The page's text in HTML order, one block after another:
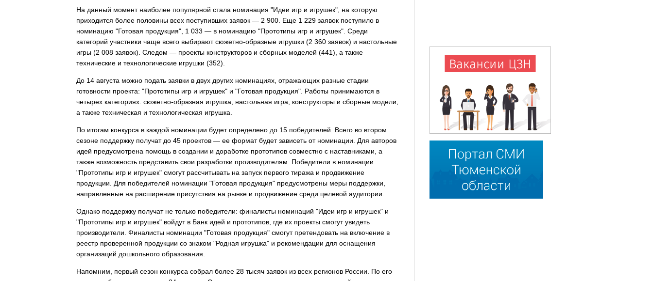
На данный момент наиболее популярной стала номинация "Идеи игр и игрушек", на которую
приходится более половины всех поступивших заявок — 2 900. Еще 1 229 заявок поступило в
номинацию "Готовая продукция", 1 033 — в номинацию "Прототипы игр и игрушек". Среди
категорий участники чаще всего выбирают сюжетно-образные игрушки (2 360 заявок) и настольные
игры (2 008 заявок). Следом — проекты конструкторов и сборных моделей (441), а также
технические и технологические игрушки (352).
До 14 августа можно подать заявки в двух других номинациях, отражающих разные стадии
готовности проекта: "Прототипы игр и игрушек" и "Готовая продукция". Работы принимаются в
четырех категориях: сюжетно-образная игрушка, настольная игра, конструкторы и сборные модели,
а также техническая и технологическая игрушка.
По итогам конкурса в каждой номинации будет определено до 15 победителей. Всего во втором
сезоне поддержку получат до 45 проектов — ее формат будет зависеть от номинации. Для авторов
идей предусмотрена помощь в создании и доработке прототипов совместно с наставниками, а
также возможность представить свои разработки производителям. Победители в номинации
"Прототипы игр и игрушек" смогут рассчитывать на запуск первого тиража и продвижение
продукции. Для победителей номинации "Готовая продукция" предусмотрены меры поддержки,
направленные на расширение присутствия на рынке и продвижение среди целевой аудитории.
Однако поддержку получат не только победители: финалисты номинаций "Идеи игр и игрушек" и
"Прототипы игр и игрушек" войдут в Банк идей и прототипов, где их проекты смогут увидеть
производители. Финалисты номинации "Готовая продукция" смогут претендовать на включение в
реестр проверенной продукции со знаком "Родная игрушка" и рекомендации для оснащения
организаций дошкольного образования.
Напомним, первый сезон конкурса собрал более 28 тысяч заявок из всех регионов России. По его